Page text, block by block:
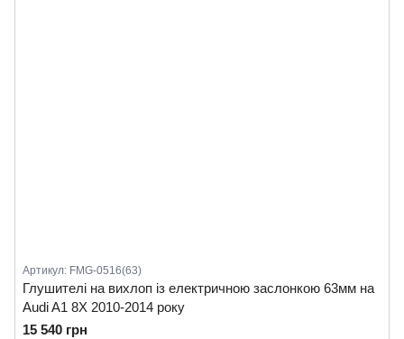
Артикул: FMG-0516(63)
Глушителі на вихлоп із електричною заслонкою 63мм на
Audi A1 8X 2010-2014 року
15 540 грн